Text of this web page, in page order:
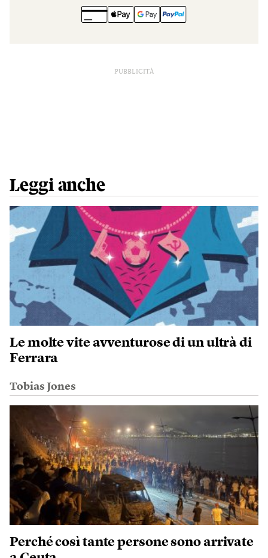
PUBBLICITÀ
Leggi anche
Le molte vite avventurose di un ultrà di
Ferrara
Tobias Jones
Perché così tante persone sono arrivate